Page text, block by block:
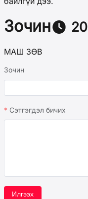
Зочин
МАШ ЗӨВ
Зочин
Сэтгэгдэл бичих
Илгээх